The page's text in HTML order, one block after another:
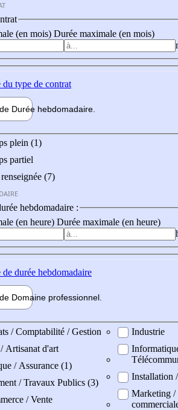
(en mois) Durée maximale (en mois)
type de contrat
Durée hebdomadaire
plein (1)
partiel
(7)
hebdomadaire :
(en heure) Durée maximale (en heure)
durée hebdomadaire
Domaine professionnel
/ Comptabilité / Gestion
Artisanat d'art
/ Assurance (1)
/ Travaux Publics (3)
/ Vente
Industrie
Installation
Marketing /